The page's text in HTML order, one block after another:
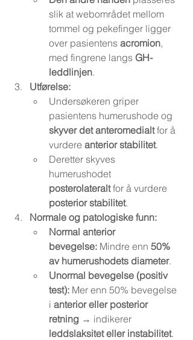
slik at webområdet mellom
tommel og pekefinger ligger
over pasientens acromion,
med fingrene langs GH-
leddlinjen.
Utførelse:
Undersøkeren griper
pasientens humerushode og
skyver det anteromedialt for å
vurdere anterior stabilitet.
Deretter skyves
humerushodet
posterolateralt for å vurdere
posterior stabilitet.
Normale og patologiske funn:
Normal anterior
bevegelse: Mindre enn 50%
av humerushodets diameter.
Unormal bevegelse (positiv
test): Mer enn 50% bevegelse
i anterior eller posterior
retning → indikerer
leddslaksitet eller instabilitet.